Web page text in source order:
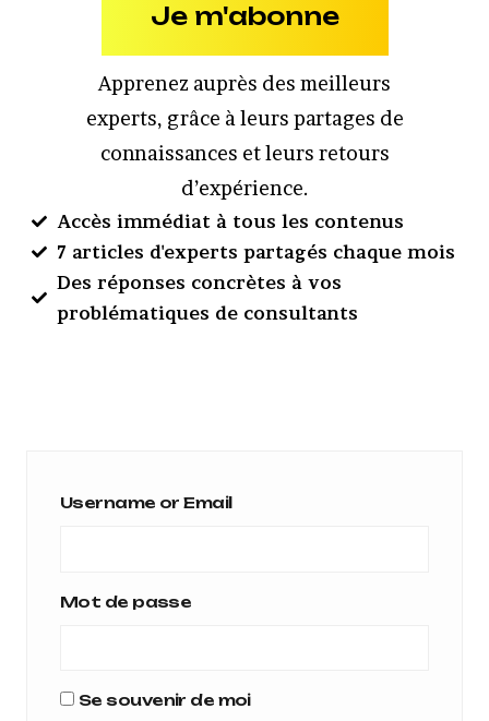
Je m'abonne
Apprenez auprès des meilleurs
experts, grâce à leurs partages de
connaissances et leurs retours
d’expérience.
Accès immédiat à tous les contenus
7 articles d'experts partagés chaque mois
Des réponses concrètes à vos
problématiques de consultants
Username or Email
Mot de passe
Se souvenir de moi